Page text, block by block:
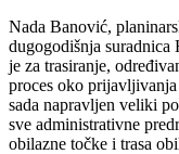
Nada Banović,
dugogodišnja suradnica
je za trasiranje,
proces oko
sada napravljen veliki
sve administrativne
obilazne točke i trasa